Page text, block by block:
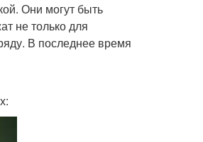
Они могут быть
не только для
В последнее время